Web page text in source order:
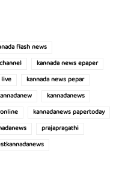
flash news
kannada news epaper
kannada news pepar
kannadanews
kannadanews papertoday
prajapragathi